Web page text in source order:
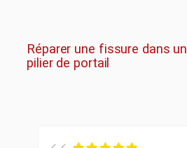
Réparer une fissure dans un
pilier de portail